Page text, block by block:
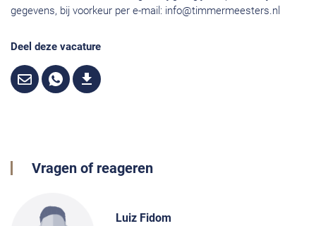
gegevens, bij voorkeur per e-mail: info@timmermeesters.nl
Deel deze vacature
Vragen of reageren
Luiz Fidom